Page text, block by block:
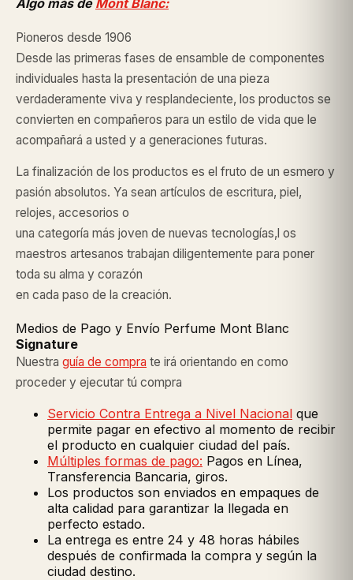
Pioneros desde 1906
Desde las primeras fases de ensamble de componentes
individuales hasta la presentación de una pieza
verdaderamente viva y resplandeciente, los productos se
convierten en compañeros para un estilo de vida que le
acompañará a usted y a generaciones futuras.
La finalización de los productos es el fruto de un esmero y
pasión absolutos. Ya sean artículos de escritura, piel,
relojes, accesorios o
una categoría más joven de nuevas tecnologías,l os
maestros artesanos trabajan diligentemente para poner
toda su alma y corazón
en cada paso de la creación.
Medios de Pago y Envío Perfume Mont Blanc
Signature
Nuestra guía de compra te irá orientando en como
proceder y ejecutar tú compra
Servicio Contra Entrega a Nivel Nacional que
permite pagar en efectivo al momento de recibir
el producto en cualquier ciudad del país.
Múltiples formas de pago: Pagos en Línea,
Transferencia Bancaria, giros.
Los productos son enviados en empaques de
alta calidad para garantizar la llegada en
perfecto estado.
La entrega es entre 24 y 48 horas hábiles
después de confirmada la compra y según la
ciudad destino.